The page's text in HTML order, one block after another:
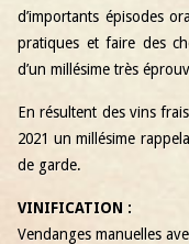
d’importants épisodes
pratiques et faire des
d’un millésime très
En résultent des vins
2021 un millésime
de garde.
VINIFICATION :
Vendanges manuelles